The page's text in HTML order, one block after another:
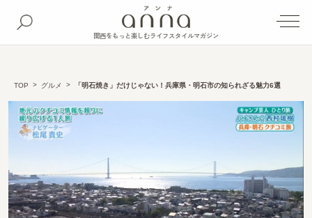
関西をもっと楽しむライフスタイルマガジン
TOP グルメ 「明石焼き」だけじゃない！兵庫県・明石市の知られざる魅力6選